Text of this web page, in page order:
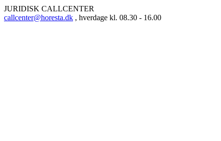
JURIDISK CALLCENTER
callcenter@horesta.dk , hverdage kl. 08.30 - 16.00